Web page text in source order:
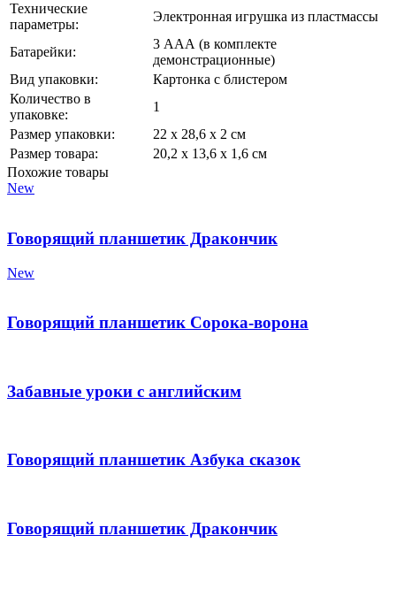
Технические
параметры:
Электронная игрушка из пластмассы
Батарейки:
3 ААА (в комплекте
демонстрационные)
Вид упаковки:
Картонка с блистером
Количество в
упаковке:
1
Размер упаковки:
22 х 28,6 х 2 см
Размер товара:
20,2 х 13,6 х 1,6 см
Похожие товары
New
Говорящий планшетик Дракончик
New
Говорящий планшетик Сорока-ворона
Забавные уроки с английским
Говорящий планшетик Азбука сказок
Говорящий планшетик Дракончик